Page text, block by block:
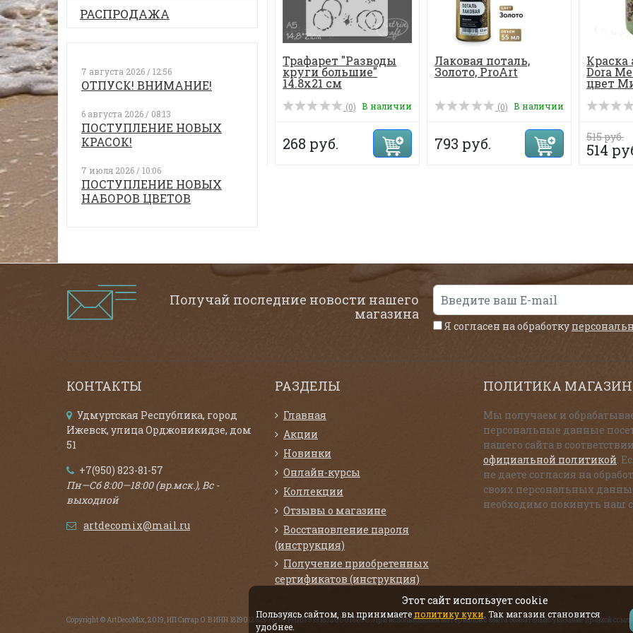
РАСПРОДАЖА
7 августа 2026 / 12:56
ОТПУСК! ВНИМАНИЕ!
6 августа 2026 / 08:13
ПОСТУПЛЕНИЕ НОВЫХ
КРАСОК!
7 июля 2026 / 10:06
ПОСТУПЛЕНИЕ НОВЫХ
НАБОРОВ ЦВЕТОВ
глазурь для
руб.
универсальная
акриловая Hybrid
Acrylic 70 мл, цвет...
349 руб.
Трафарет "Разводы
круги большие"
14.8х21 см
(0) В наличии
268 руб.
Лаковая поталь,
Золото, ProArt
(0) В наличии
793 руб.
Краска
Dora
цвет
зе...
515 руб.
514
Получай последние новости нашего
магазина
Я согласен на обработку
КОНТАКТЫ
Удмуртская Республика, город
Ижевск, улица Орджоникидзе, дом
51
+7(950) 823-81-57
Пн—Сб 8:00—18:00 (вр.мск.), Вс -
выходной
artdecomix@mail.ru
РАЗДЕЛЫ
Главная
Акции
Новинки
Онлайн-курсы
Коллекции
Отзывы о магазине
Восстановление пароля
(инструкция)
Получение приобретенных
сертификатов (инструкция)
ПОЛИТИКА
Мы получаем и
персональные данные
нашего сайта в
официальной политикой.
не даете согласия на
своих персональных
необходимо покинуть наш
Copyright © ArtDecoMix, 2019, ИП Ситар О.В ИНН 181901262575, ОГРНИП 319183200016690. При использовании материалов с сайта обязательно указание прямой
Этот сайт использует cookie
Пользуясь сайтом, вы принимаетеполитику куки . Так магазин становится
удобнее.